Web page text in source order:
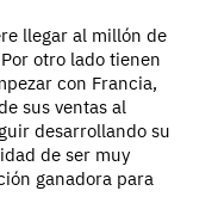
llegar al millón de
otro lado tienen
con Francia,
sus ventas al
desarrollando su
de ser muy
ganadora para